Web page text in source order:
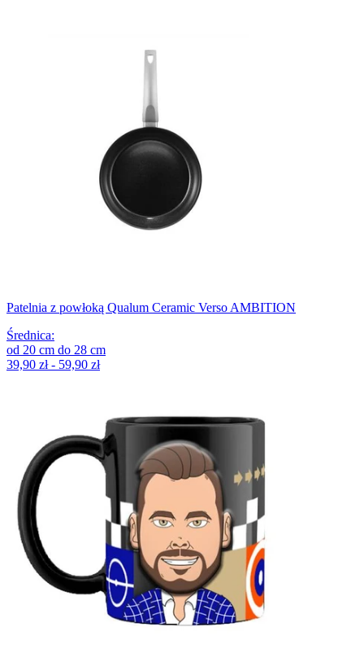
Patelnia z powłoką Qualum Ceramic Verso AMBITION
Średnica:
od 20 cm do 28 cm
39,90 zł - 59,90 zł